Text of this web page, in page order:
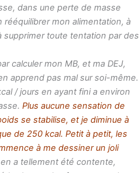
dans une perte de masse
mon alimentation, à
supprimer toute tentation par des
calculer mon MB, et ma DEJ,
apprend pas mal sur soi-même.
/ jours en ayant fini a environ
Plus aucune sensation de
se stabilise, et je diminue à
de 250 kcal. Petit à petit, les
à me dessiner un joli
en a tellement été contente,